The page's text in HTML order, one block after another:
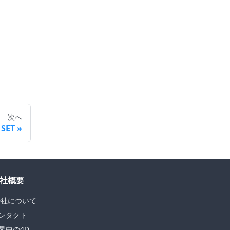
次へ
概要
について
タクト